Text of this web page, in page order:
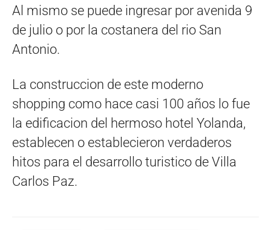
Al mismo se puede ingresar por avenida 9
de julio o por la costanera del rio San
Antonio.
La construccion de este moderno
shopping como hace casi 100 años lo fue
la edificacion del hermoso hotel Yolanda,
establecen o establecieron verdaderos
hitos para el desarrollo turistico de Villa
Carlos Paz.